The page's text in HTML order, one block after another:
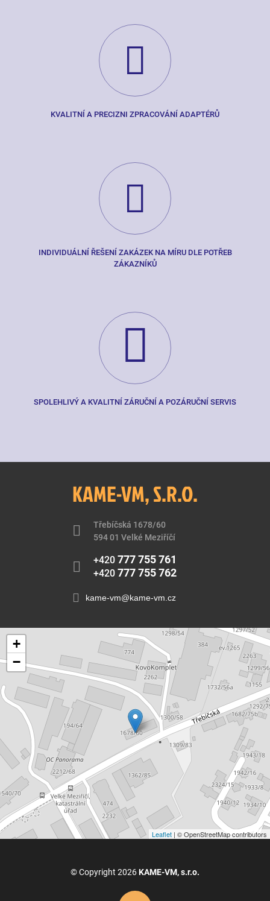
KVALITNÍ A PRECIZNI ZPRACOVÁNÍ ADAPTÉRŮ
INDIVIDUÁLNÍ ŘEŠENÍ ZAKÁZEK NA MÍRU DLE POTŘEB
ZÁKAZNÍKŮ
SPOLEHLIVÝ A KVALITNÍ ZÁRUČNÍ A POZÁRUČNÍ SERVIS
KAME-VM, S.R.O.
Třebíčská 1678/60
594 01 Velké Meziříčí
+420 777 755 761
+420 777 755 762
kame-vm@kame-vm.cz
+
−
Leaflet | © OpenStreetMap contributors
© Copyright 2026KAME-VM, s.r.o.